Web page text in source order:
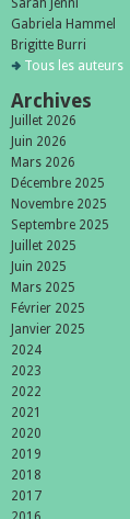
Sarah Jenni
Gabriela Hammel
Brigitte Burri
Tous les auteurs
Archives
Juillet 2026
Juin 2026
Mars 2026
Décembre 2025
Novembre 2025
Septembre 2025
Juillet 2025
Juin 2025
Mars 2025
Février 2025
Janvier 2025
2024
2023
2022
2021
2020
2019
2018
2017